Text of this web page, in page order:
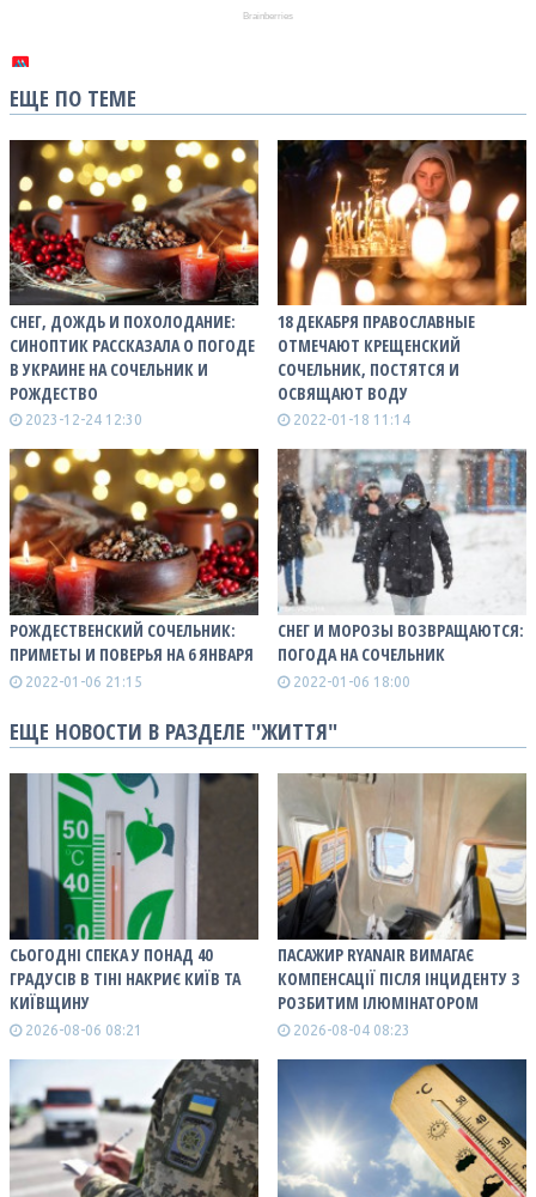
ЕЩЕ ПО ТЕМЕ
СНЕГ, ДОЖДЬ И ПОХОЛОДАНИЕ:
СИНОПТИК РАССКАЗАЛА О ПОГОДЕ
В УКРАИНЕ НА СОЧЕЛЬНИК И
РОЖДЕСТВО
2023-12-24 12:30
18 ДЕКАБРЯ ПРАВОСЛАВНЫЕ
ОТМЕЧАЮТ КРЕЩЕНСКИЙ
СОЧЕЛЬНИК, ПОСТЯТСЯ И
ОСВЯЩАЮТ ВОДУ
2022-01-18 11:14
РОЖДЕСТВЕНСКИЙ СОЧЕЛЬНИК:
ПРИМЕТЫ И ПОВЕРЬЯ НА 6 ЯНВАРЯ
2022-01-06 21:15
СНЕГ И МОРОЗЫ ВОЗВРАЩАЮТСЯ:
ПОГОДА НА СОЧЕЛЬНИК
2022-01-06 18:00
ЕЩЕ НОВОСТИ В РАЗДЕЛЕ "ЖИТТЯ"
СЬОГОДНІ СПЕКА У ПОНАД 40
ГРАДУСІВ В ТІНІ НАКРИЄ КИЇВ ТА
КИЇВЩИНУ
2026-08-06 08:21
ПАСАЖИР RYANAIR ВИМАГАЄ
КОМПЕНСАЦІЇ ПІСЛЯ ІНЦИДЕНТУ З
РОЗБИТИМ ІЛЮМІНАТОРОМ
2026-08-04 08:23